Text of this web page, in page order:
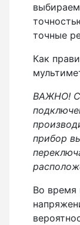
точные
Как
ВАЖНО!
прибор
Во время